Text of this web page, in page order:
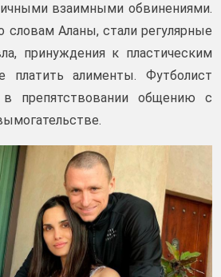
взаимными обвинениями.
словам Аланы, стали регулярные
принуждения к пластическим
платить алименты. Футболист
препятствовании общению с